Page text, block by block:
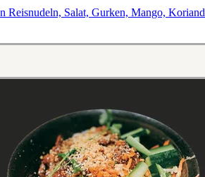
Reisnudeln, Salat, Gurken, Mango,